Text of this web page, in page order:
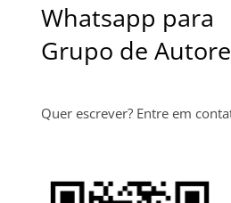
Whatsapp para
Grupo de
Quer escrever? Entre em